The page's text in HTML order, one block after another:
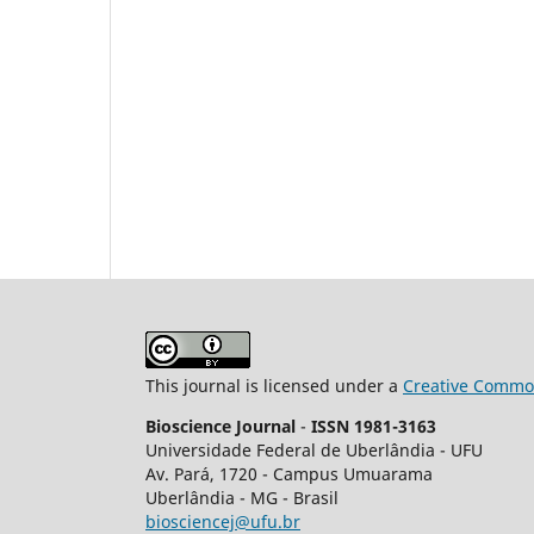
This journal is licensed under a Creative
Bioscience Journal - ISSN 1981-3163
Universidade Federal de Uberlândia - UFU
Av. Pará, 1720 - Campus Umuarama
Uberlândia - MG - Brasil
biosciencej@ufu.br